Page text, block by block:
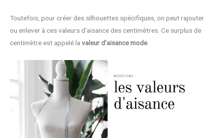
Toutefois, pour créer des silhouettes spécifiques, on peut rajouter
ou enlever à ces valeurs d’aisance des centimètres. Ce surplus de
centimètre est appelé la valeur d’aisance mode.